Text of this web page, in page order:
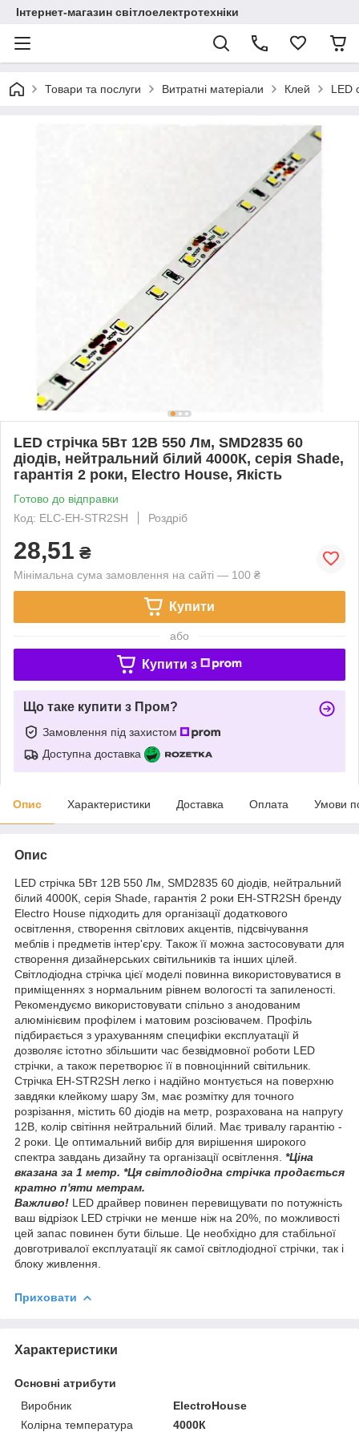
Інтернет-магазин світлоелектротехніки
Товари та послуги Витратні матеріали Клей LED
LED стрічка 5Вт 12В 550 Лм, SMD2835 60
діодів, нейтральний білий 4000К, серія Shade,
гарантія 2 роки, Electro House, Якість
Готово до відправки
Код: ELC-EH-STR2SH
Роздріб
28,51 ₴
Мінімальна сума замовлення на сайті — 100 ₴
Купити
або
Купити з
Що таке купити з Пром?
Замовлення під захистом
Доступна доставка
Опис Характеристики Доставка Оплата Умови
Опис
LED стрічка 5Вт 12В 550 Лм, SMD2835 60 діодів, нейтральний
білий 4000К, серія Shade, гарантія 2 роки EH-STR2SH бренду
Electro House підходить для організації додаткового
освітлення, створення світлових акцентів, підсвічування
меблів і предметів інтер'єру. Також її можна застосовувати для
створення дизайнерських світильників та інших цілей.
Світлодіодна стрічка цієї моделі повинна використовуватися в
приміщеннях з нормальним рівнем вологості та запиленості.
Рекомендуємо використовувати спільно з анодованим
алюмінієвим профілем і матовим розсіювачем. Профіль
підбирається з урахуванням специфіки експлуатації й
дозволяє істотно збільшити час безвідмовної роботи LED
стрічки, а також перетворює її в повноцінний світильник.
Стрічка EH-STR2SH легко і надійно монтується на поверхню
завдяки клейкому шару 3м, має розмітку для точного
розрізання, містить 60 діодів на метр, розрахована на напругу
12В, колір світіння нейтральний білий. Має тривалу гарантію -
2 роки. Це оптимальний вибір для вирішення широкого
спектра завдань дизайну та організації освітлення. *Ціна
вказана за 1 метр. *Ця світлодіодна стрічка продається
кратно п'яти метрам.
Важливо! LED драйвер повинен перевищувати по потужність
ваш відрізок LED стрічки не менше ніж на 20%, по можливості
цей запас повинен бути більше. Це необхідно для стабільної
довготривалої експлуатації як самої світлодіодної стрічки, так і
блоку живлення.
Приховати
Характеристики
Основні атрибути
Виробник
ElectroHouse
Колірна температура
4000К